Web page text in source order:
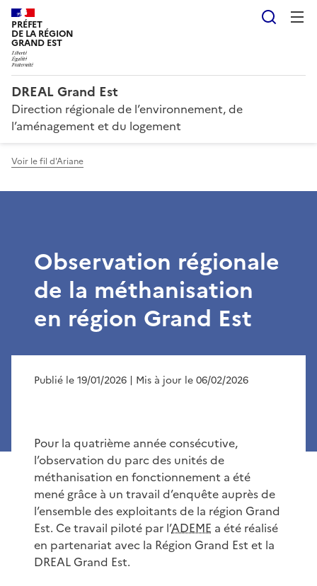
PRÉFET
DE LA RÉGION
GRAND EST
DREAL Grand Est
Direction régionale de l’environnement, de
l’aménagement et du logement
Voir le fil d'Ariane
Observation régionale
de la méthanisation
en région Grand Est
Publié le 19/01/2026 | Mis à jour le 06/02/2026
Pour la quatrième année consécutive,
l’observation du parc des unités de
méthanisation en fonctionnement a été
mené grâce à un travail d’enquête auprès de
l’ensemble des exploitants de la région Grand
Est. Ce travail piloté par l’ADEME a été réalisé
en partenariat avec la Région Grand Est et la
DREAL Grand Est.